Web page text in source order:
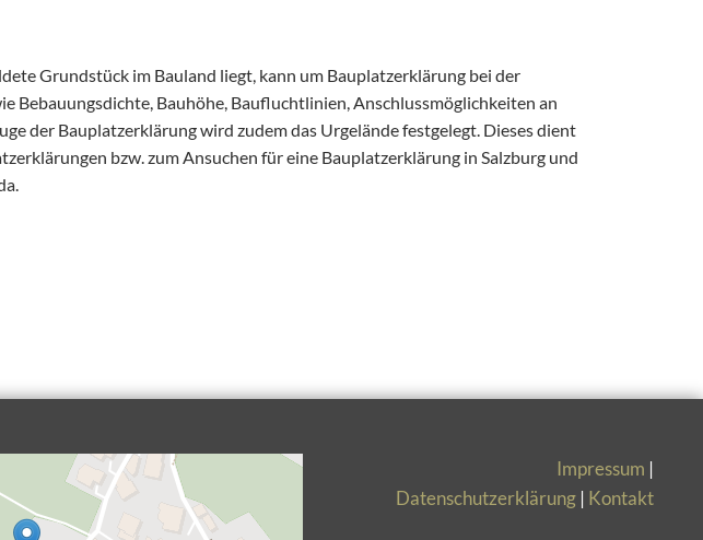
Grundstück im Bauland liegt, kann um Bauplatzerklärung bei der
Bebauungsdichte, Bauhöhe, Baufluchtlinien, Anschlussmöglichkeiten an
der Bauplatzerklärung wird zudem das Urgelände festgelegt. Dieses dient
bzw. zum Ansuchen für eine Bauplatzerklärung in Salzburg und
Impressum |
Datenschutzerklärung| Kontakt